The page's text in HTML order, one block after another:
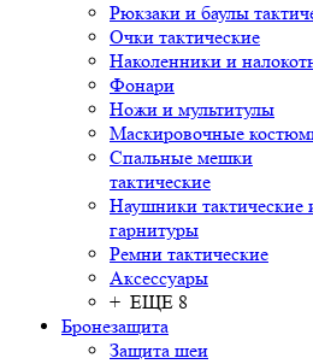
Рюкзаки и баулы
Очки тактические
Наколенники и
Фонари
Ножи и мультитулы
Маскировочные
Спальные мешки
тактические
Наушники тактические
гарнитуры
Ремни тактические
Аксессуары
+ ЕЩЕ 8
Бронезащита
Защита шеи